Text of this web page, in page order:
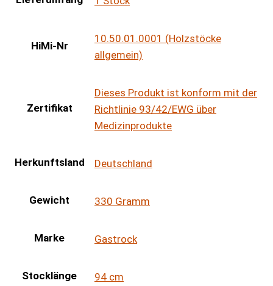
HiMi-Nr
10.50.01.0001 (Holzstöcke
allgemein)
Zertifikat
Dieses Produkt ist konform mit der
Richtlinie 93/42/EWG über
Medizinprodukte
Herkunftsland Deutschland
Gewicht 330 Gramm
Marke Gastrock
Stocklänge 94 cm